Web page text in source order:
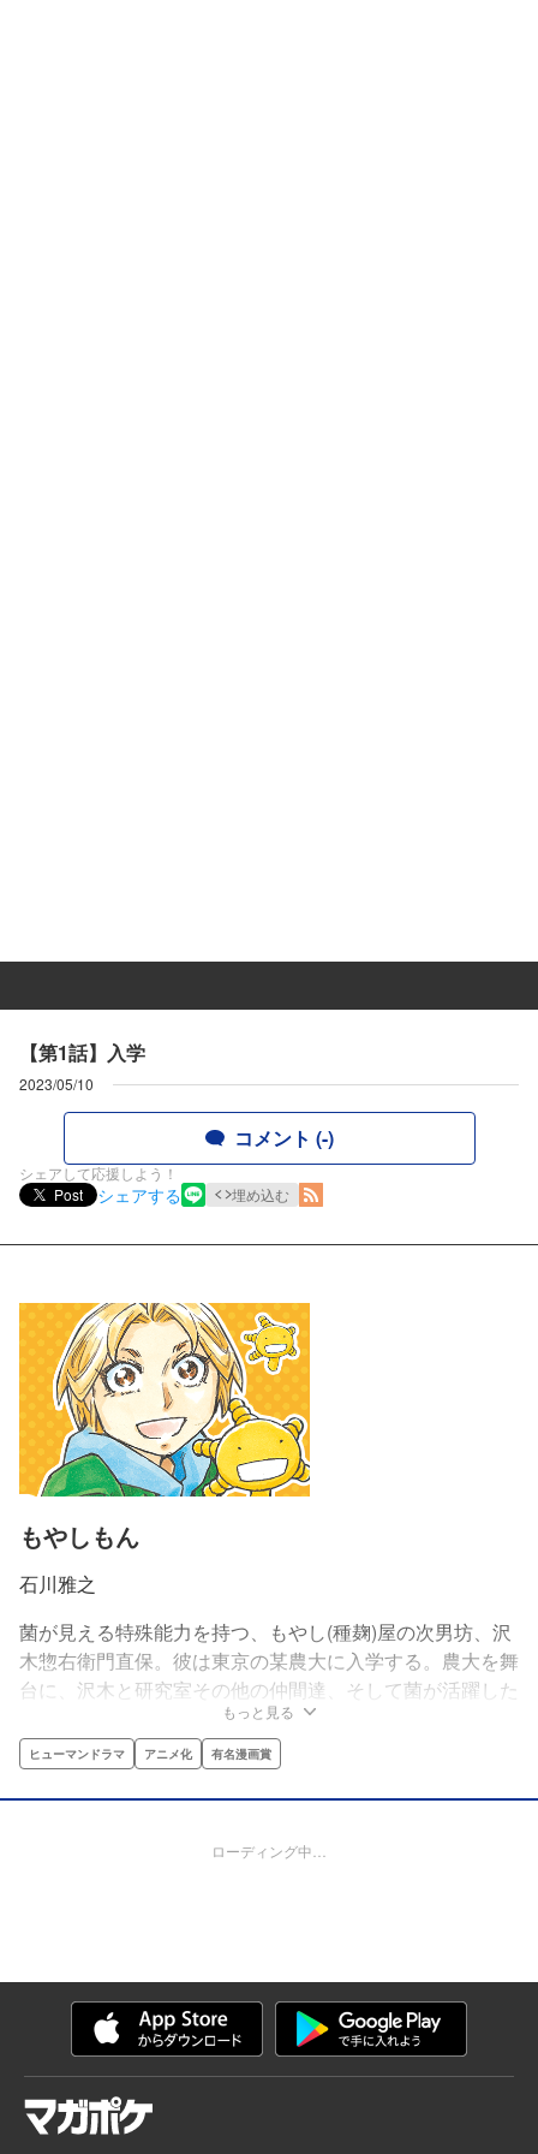
【第1話】入学
2023/05/10
コメント (-)
シェアして応援しよう！
Post
シェアする 埋め込む
もやしもん
石川雅之
菌が見える特殊能力を持つ、もやし(種麹)屋の次男坊、沢
木惣右衛門直保。彼は東京の某農大に入学する。農大を舞
台に、沢木と研究室その他の仲間達、そして菌が活躍した
りしなかったりのキャンパスライフ。大学生活のモラトリ
アム感と、菌が満載の「もやしもん」。あなたもぜひ、か
もされてみてください。
もっと見る
ヒューマンドラマ アニメ化 有名漫画賞
ローディング中…